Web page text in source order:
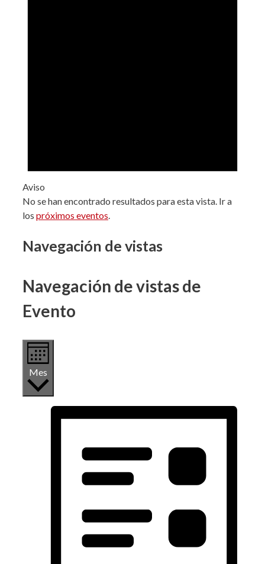
Aviso
No se han encontrado resultados para esta vista. Ir a
los próximos eventos.
Navegación de vistas
Navegación de vistas de
Evento
Mes